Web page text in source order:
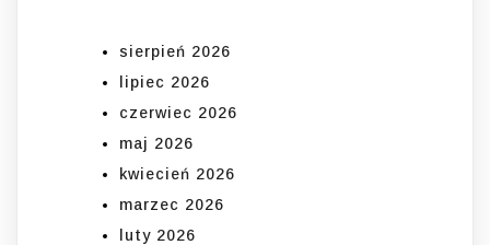
sierpień 2026
lipiec 2026
czerwiec 2026
maj 2026
kwiecień 2026
marzec 2026
luty 2026